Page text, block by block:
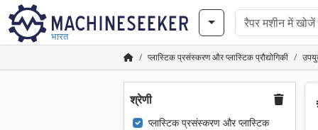
भारत
प्लास्टिक प्रसंस्करण और प्लास्टिक प्रौद्योगिकी
श्रेणी
प्लास्टिक प्रसंस्करण और प्लास्टिक